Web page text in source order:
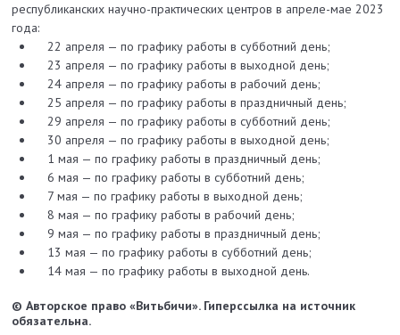
республиканских научно-практических центров в апреле-мае 2023
года:
22 апреля — по графику работы в субботний день;
23 апреля — по графику работы в выходной день;
24 апреля — по графику работы в рабочий день;
25 апреля — по графику работы в праздничный день;
29 апреля — по графику работы в субботний день;
30 апреля — по графику работы в выходной день;
1 мая — по графику работы в праздничный день;
6 мая — по графику работы в субботний день;
7 мая — по графику работы в выходной день;
8 мая — по графику работы в рабочий день;
9 мая — по графику работы в праздничный день;
13 мая — по графику работы в субботний день;
14 мая — по графику работы в выходной день.
© Авторское право «Витьбичи». Гиперссылка на источник
обязательна.